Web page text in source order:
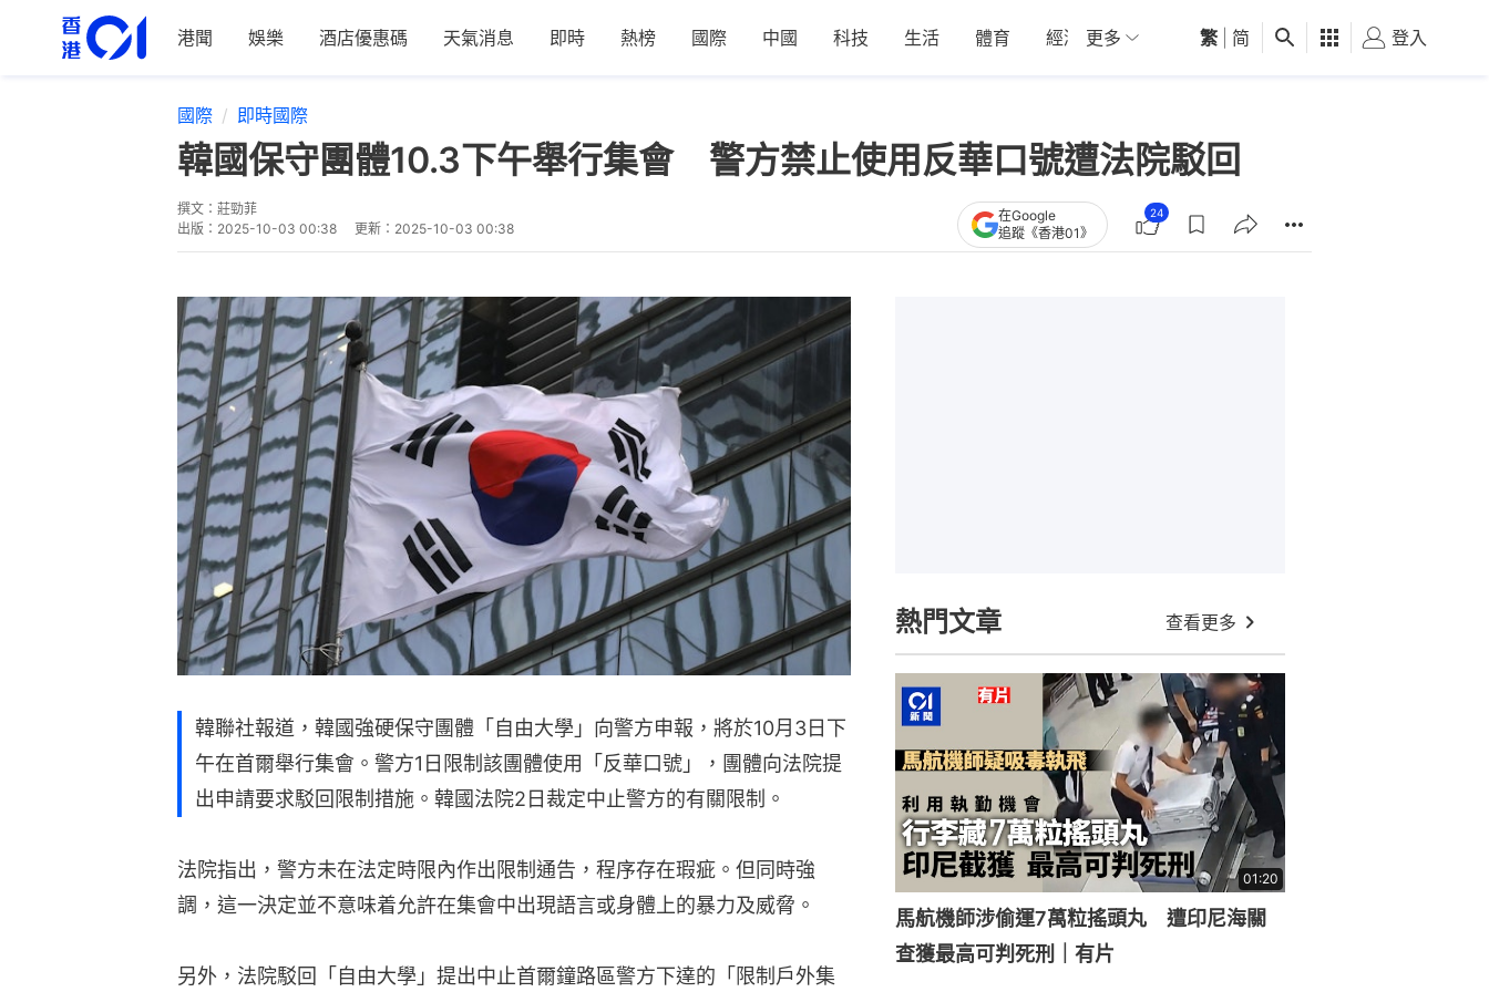
港聞 娛樂 酒店優惠碼 天氣消息 即時 熱榜 國際 中國 科技 生活 體育 經濟 01深圳 觀點 健康 好食玩飛
更多 繁 简 登入
國際 即時國際
韓國保守團體10.3下午舉行集會 警方禁止使用反華口號遭法院駁回
撰文： 莊勁菲
出版： 2025-10-03 00:38 更新： 2025-10-03 00:38
在Google
追蹤《香港01》
24
韓聯社報道，韓國強硬保守團體「自由大學」向警方申報，將於10月3日下
午在首爾舉行集會。警方1日限制該團體使用「反華口號」，團體向法院提
出申請要求駁回限制措施。韓國法院2日裁定中止警方的有關限制。
法院指出，警方未在法定時限內作出限制通告，程序存在瑕疵。但同時強
調，這一決定並不意味着允許在集會中出現語言或身體上的暴力及威脅。
另外，法院駁回「自由大學」提出中止首爾鐘路區警方下達的「限制戶外集
熱門文章 查看更多
01:20
馬航機師涉偷運7萬粒搖頭丸 遭印尼海關
查獲最高可判死刑｜有片